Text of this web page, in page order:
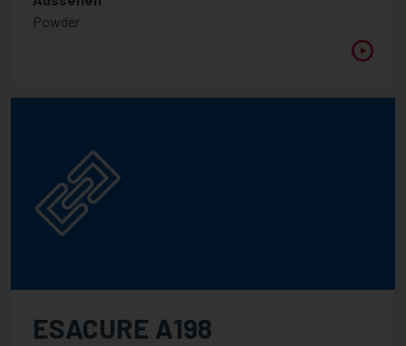
FUNKTIONALITÄT
4
WELLENLÄNGE
Powder
ESACURE A198